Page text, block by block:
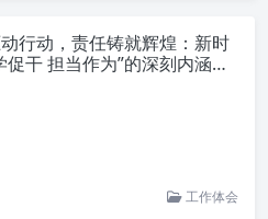
行动，责任铸就辉煌：新时
促干 担当作为”的深刻内涵与
工作体会